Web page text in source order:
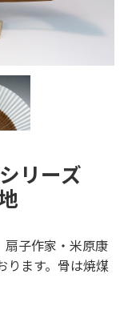
リーズ
扇子作家・米原康
ります。骨は焼煤